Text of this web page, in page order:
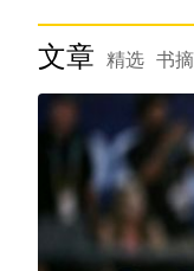
文章 精选 书摘